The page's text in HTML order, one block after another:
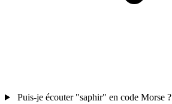
Puis-je écouter "saphir" en code Morse ?